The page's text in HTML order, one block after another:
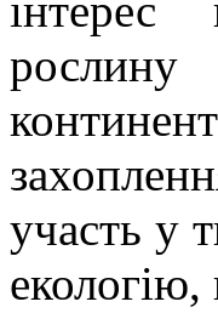
інтерес
участь у
екологію,